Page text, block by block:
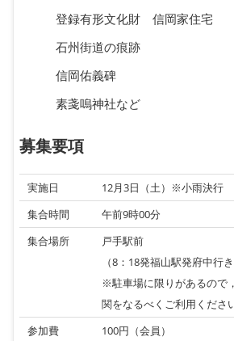
登録有形文化財 信岡家住宅
石州街道の痕跡
信岡佑義碑
素戔嗚神社など
募集要項
実施日
12月3日（土）※小雨決行
集合時間
午前9時00分
集合場所
戸手駅前
（8：18発福山駅発府中行
※駐車場に限りがあるので
関をなるべくご利用くださ
参加費
100円（会員）